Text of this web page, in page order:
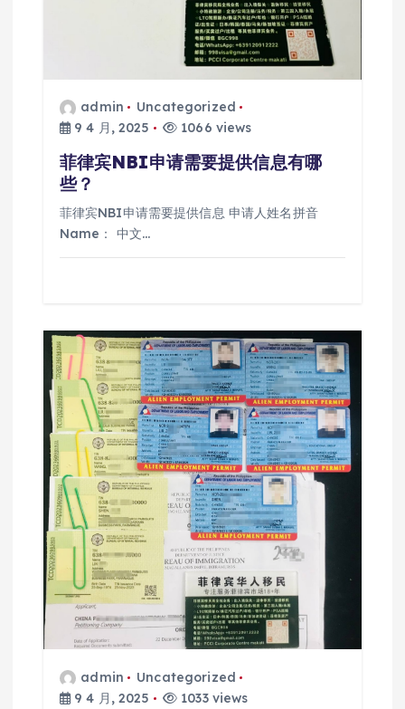
admin
Uncategorized
9 4 月, 2025
1066 views
菲律宾NBI申请需要提供信息有哪
些？
菲律宾NBI申请需要提供信息 申请人姓名拼音
Name： 中文…
admin
Uncategorized
9 4 月, 2025
1033 views